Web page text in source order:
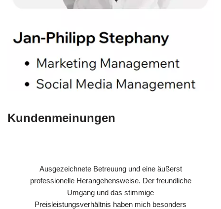
Kundenmeinungen
Ausgezeichnete Betreuung und eine äußerst
professionelle Herangehensweise. Der freundliche
Umgang und das stimmige
Preisleistungsverhältnis haben mich besonders